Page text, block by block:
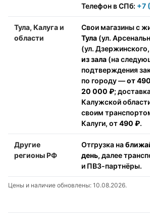
Телефон в СПб: +7
Тула, Калуга и
области
Свои магазины с
Тула (ул.
(ул.
из зала (на
подтверждения
по городу —от
20 000 ₽;
Калужской
своим
Калуги, от490 ₽.
Другие
регионы РФ
Отгрузка на
день, далее
и ПВЗ-партнёры.
Цены и наличие обновлены: 10.08.2026.